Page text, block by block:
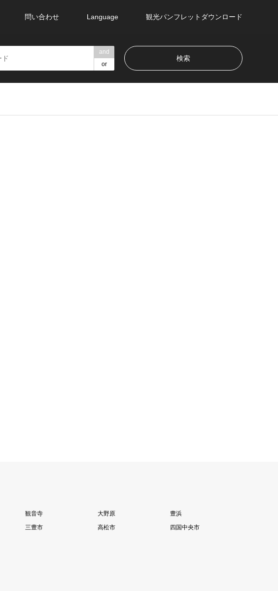
問い合わせ Language 観光パンフレットダウンロード
and
or
観音寺 大野原
豊浜
三豊市 高松市
四国中央市